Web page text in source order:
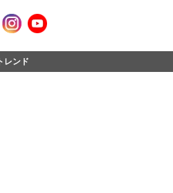
レンド